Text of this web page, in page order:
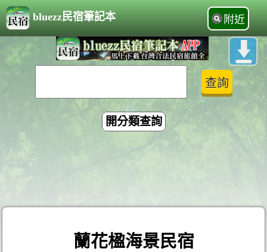
bluezz民宿筆記本 附近
開分類查詢
蘭花楹海景民宿